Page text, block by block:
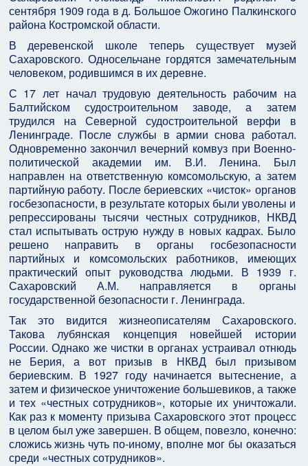
сентября 1909 года в д. Большое Ожогино Палкинского
района Костромской области.
В деревенской школе теперь существует музей
Сахаровского. Односельчане гордятся замечательным
человеком, родившимся в их деревне.
С 17 лет начал трудовую деятельность рабочим на
Балтийском судостроительном заводе, а затем
трудился на Северной судостроительной верфи в
Ленинграде. После службы в армии снова работал.
Одновременно закончил вечерний комвуз при Военно-
политической академии им. В.И. Ленина. Был
направлен на ответственную комсомольскую, а затем
партийную работу. После бериевских «чисток» органов
госбезопасности, в результате которых были уволены и
репрессированы тысячи честных сотрудников, НКВД
стал испытывать острую нужду в новых кадрах. Было
решено направить в органы госбезопасности
партийных и комсомольских работников, имеющих
практический опыт руководства людьми. В 1939 г.
Сахаровский А.М. направляется в органы
государственной безопасности г. Ленинграда.
Так это видится жизнеописателям Сахаровского.
Такова лубянская концепция новейшей истории
России. Однако же чистки в органах устраивал отнюдь
не Берия, а вот призыв в НКВД был призывом
бериевским. В 1927 году начинается вытеснение, а
затем и физическое уничтожение большевиков, а также
и тех «честных сотрудников», которые их уничтожали.
Как раз к моменту призыва Сахаровского этот процесс
в целом был уже завершен. В общем, повезло, конечно:
сложись жизнь чуть по-иному, вполне мог бы оказаться
среди «честных сотрудников».